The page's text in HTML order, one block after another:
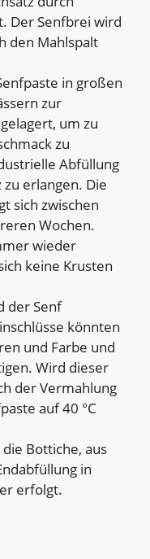
Der Senfbrei wird
den Mahlspalt
in großen
zur
um zu
zu
Abfüllung
erlangen. Die
sich zwischen
Wochen.
wieder
keine Krusten
der Senf
könnten
und Farbe und
Wird dieser
der Vermahlung
auf 40 °C
Bottiche, aus
in
erfolgt.